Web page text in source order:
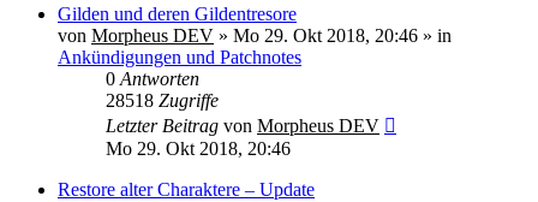
Gilden und deren Gildentresore
von Morpheus DEV » Mo 29. Okt 2018, 20:46 » in
Ankündigungen und Patchnotes
0 Antworten
28518 Zugriffe
Letzter Beitrag von Morpheus DEV
Mo 29. Okt 2018, 20:46
Restore alter Charaktere – Update